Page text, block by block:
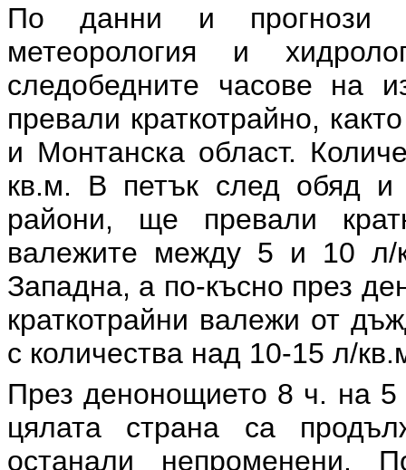
По данни и прогнози
метеорология и
следобедните часове на
превали краткотрайно,
и Монтанска област.
кв.м. В петък след обяд и
райони, ще превали
валежите между 5 и 10 л/
Западна, а по-късно през
краткотрайни валежи от
с количества над 10-15 л/
През денонощието 8 ч. на
цялата страна са
останали непроменени.